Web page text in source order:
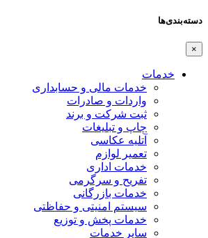
دسته‌بندی‌ها
×
خدمات
خدمات مالی و حسابداری
واردات و صادرات
ثبت شرکت و برند
چاپ و تبلیغات
آتلیه عکاسی
تعمیر لوازم
خدمات اداری
تفریح و سرگرمی
خدمات بازرگانی
سیستم امنیتی و حفاظتی
خدمات پخش و توزیع
سایر خدمات